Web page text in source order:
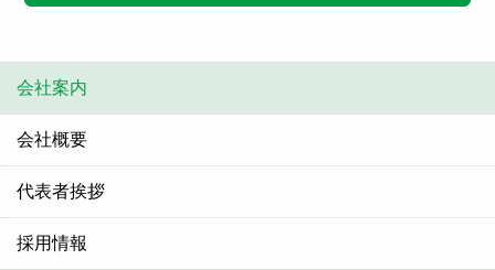
会社案内
会社概要
代表者挨拶
採用情報